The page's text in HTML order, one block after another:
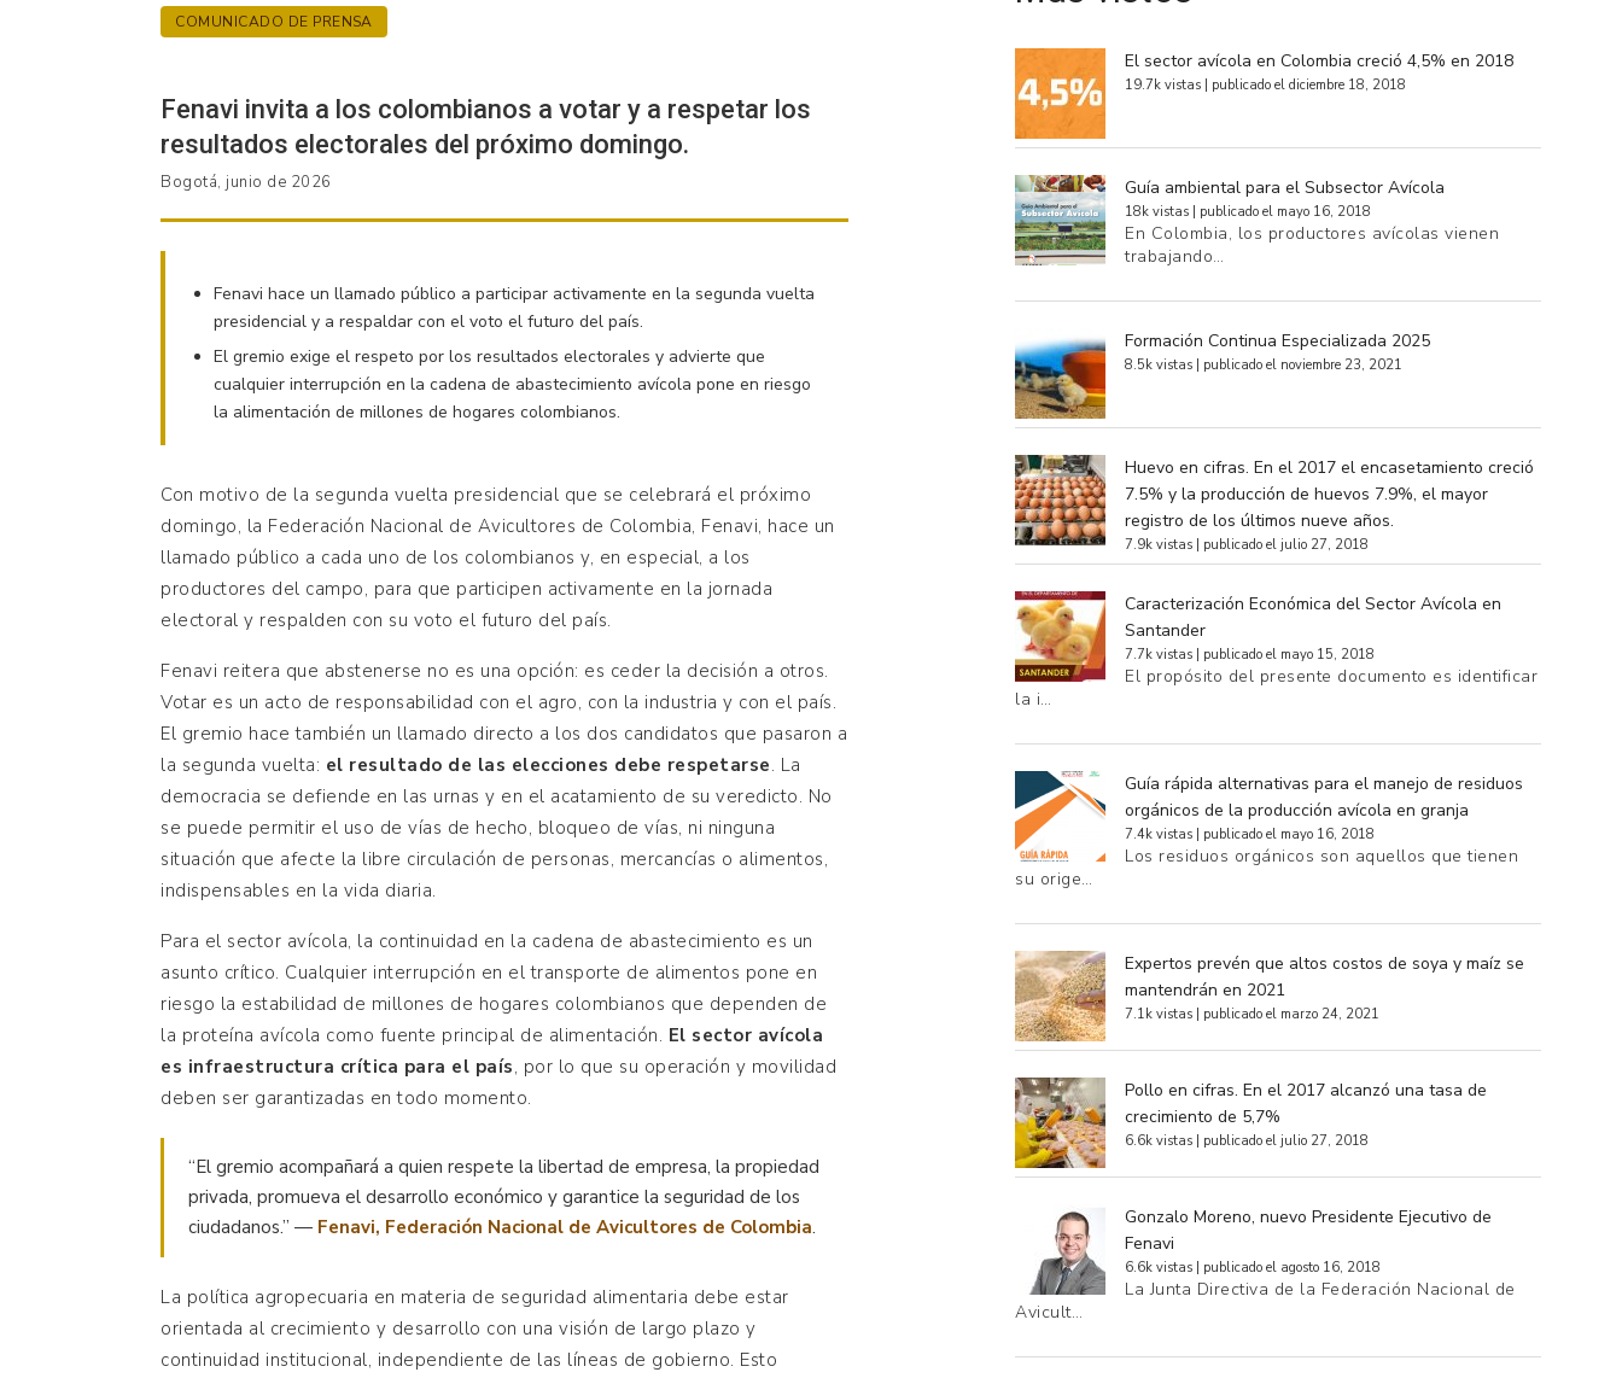
AVICULTORES
COLOMBIA
COMUNICADO DE PRENSA
Fenavi invita a los colombianos a votar y a respetar los
resultados electorales del próximo domingo.
Bogotá, junio de 2026
Fenavi hace un llamado público a participar activamente en la segunda vuelta
presidencial y a respaldar con el voto el futuro del país.
El gremio exige el respeto por los resultados electorales y advierte que
cualquier interrupción en la cadena de abastecimiento avícola pone en riesgo
la alimentación de millones de hogares colombianos.
Con motivo de la segunda vuelta presidencial que se celebrará el próximo
domingo, la Federación Nacional de Avicultores de Colombia, Fenavi, hace un
llamado público a cada uno de los colombianos y, en especial, a los
productores del campo, para que participen activamente en la jornada
electoral y respalden con su voto el futuro del país.
Fenavi reitera que abstenerse no es una opción: es ceder la decisión a otros.
Votar es un acto de responsabilidad con el agro, con la industria y con el país.
El gremio hace también un llamado directo a los dos candidatos que pasaron a
la segunda vuelta: el resultado de las elecciones debe respetarse. La
democracia se defiende en las urnas y en el acatamiento de su veredicto. No
se puede permitir el uso de vías de hecho, bloqueo de vías, ni ninguna
situación que afecte la libre circulación de personas, mercancías o alimentos,
indispensables en la vida diaria.
Para el sector avícola, la continuidad en la cadena de abastecimiento es un
asunto crítico. Cualquier interrupción en el transporte de alimentos pone en
riesgo la estabilidad de millones de hogares colombianos que dependen de
la proteína avícola como fuente principal de alimentación. El sector avícola
es infraestructura crítica para el país, por lo que su operación y movilidad
deben ser garantizadas en todo momento.
“El gremio acompañará a quien respete la libertad de empresa, la propiedad
privada, promueva el desarrollo económico y garantice la seguridad de los
ciudadanos.” — Fenavi, Federación Nacional de Avicultores de Colombia.
La política agropecuaria en materia de seguridad alimentaria debe estar
orientada al crecimiento y desarrollo con una visión de largo plazo y
continuidad institucional, independiente de las líneas de gobierno. Esto
El sector avícola en Colombia creció 4,5% en 2018
19.7k vistas publicado el diciembre 18, 2018
Guía ambiental para el Subsector Avícola
18k vistas publicado el mayo 16, 2018
En Colombia, los productores avícolas vienen
trabajando…
Formación Continua Especializada 2025
8.5k vistas publicado el noviembre 23, 2021
Huevo en cifras. En el 2017 el encasetamiento creció
7.5% y la producción de huevos 7.9%, el mayor
registro de los últimos nueve años.
7.9k vistas publicado el julio 27, 2018
Caracterización Económica del Sector Avícola en
Santander
7.7k vistas publicado el mayo 15, 2018
El propósito del presente documento es identificar
la i…
Guía rápida alternativas para el manejo de residuos
orgánicos de la producción avícola en granja
7.4k vistas publicado el mayo 16, 2018
Los residuos orgánicos son aquellos que tienen
su orige…
Expertos prevén que altos costos de soya y maíz se
mantendrán en 2021
7.1k vistas publicado el marzo 24, 2021
Pollo en cifras. En el 2017 alcanzó una tasa de
crecimiento de 5,7%
6.6k vistas publicado el julio 27, 2018
Gonzalo Moreno, nuevo Presidente Ejecutivo de
Fenavi
6.6k vistas publicado el agosto 16, 2018
La Junta Directiva de la Federación Nacional de
Avicult…